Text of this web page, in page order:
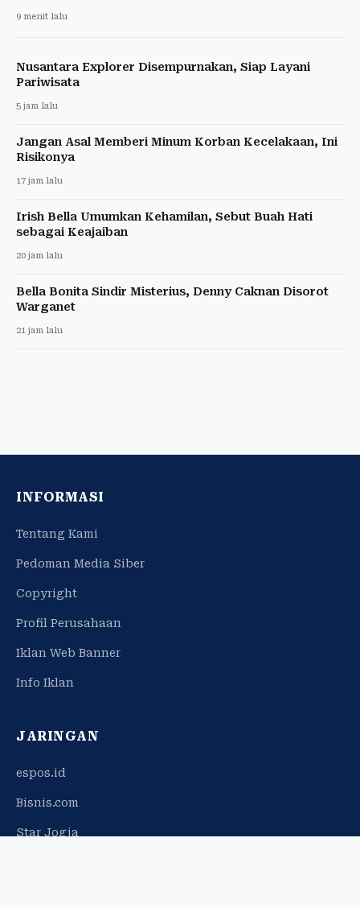
9 menit lalu
Nusantara Explorer Disempurnakan, Siap Layani
Pariwisata
5 jam lalu
Jangan Asal Memberi Minum Korban Kecelakaan, Ini
Risikonya
17 jam lalu
Irish Bella Umumkan Kehamilan, Sebut Buah Hati
sebagai Keajaiban
20 jam lalu
Bella Bonita Sindir Misterius, Denny Caknan Disorot
Warganet
21 jam lalu
INFORMASI
Tentang Kami
Pedoman Media Siber
Copyright
Profil Perusahaan
Iklan Web Banner
Info Iklan
JARINGAN
espos.id
Bisnis.com
Star Jogja